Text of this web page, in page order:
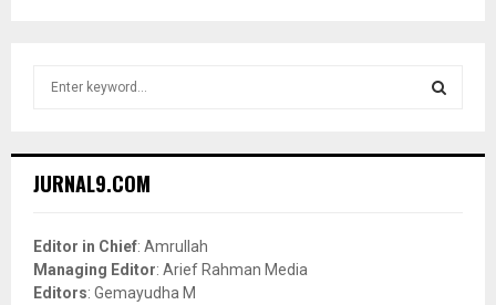
h
o
r
:
JURNAL9.COM
Editor in Chief: Amrullah
Managing Editor: Arief Rahman Media
Editors: Gemayudha M